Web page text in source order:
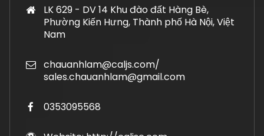
LK 629 - DV 14 Khu đào đất Hàng Bè,
Phường Kiến Hưng, Thành phố Hà Nội, Việt
Nam
chauanhlam@caljs.com/
sales.chauanhlam@gmail.com
0353095568